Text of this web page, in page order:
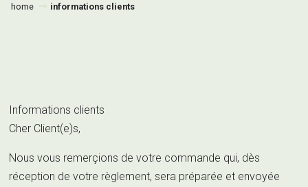
home informations clients
Informations clients
Cher Client(e)s,
Nous vous remerçions de votre commande qui, dès
réception de votre règlement, sera préparée et envoyée